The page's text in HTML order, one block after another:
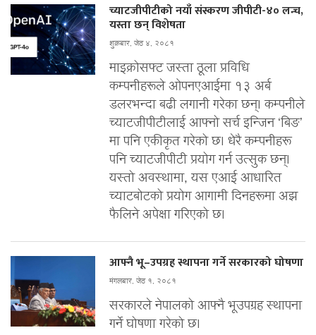
च्याटजीपीटीको नयाँ संस्करण जीपीटी-४० लन्च,
यस्ता छन् विशेषता
शुक्रबार, जेठ ४, २०८१
माइक्रोसफ्ट जस्ता ठूला प्रविधि
कम्पनीहरूले ओपनएआईमा १३ अर्ब
डलरभन्दा बढी लगानी गरेका छन्। कम्पनीले
च्याटजीपीटीलाई आफ्नो सर्च इन्जिन ‘बिङ’
मा पनि एकीकृत गरेको छ। धेरै कम्पनीहरू
पनि च्याटजीपीटी प्रयोग गर्न उत्सुक छन्।
यस्तो अवस्थामा, यस एआई आधारित
च्याटबोटको प्रयोग आगामी दिनहरूमा अझ
फैलिने अपेक्षा गरिएको छ।
आफ्नै भू–उपग्रह स्थापना गर्ने सरकारको घोषणा
मंगलबार, जेठ १, २०८१
सरकारले नेपालको आफ्नै भूउपग्रह स्थापना
गर्ने घोषणा गरेको छ।